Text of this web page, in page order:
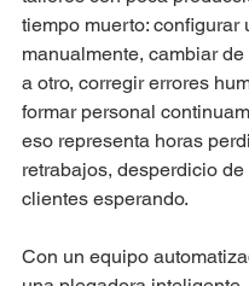
tiempo muerto: configurar
manualmente, cambiar
a otro, corregir errores
formar personal
eso representa horas
retrabajos, desperdicio
clientes esperando.
Con un equipo